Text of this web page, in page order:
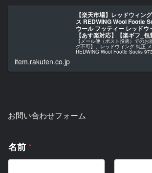
【楽天市場】レッドウィン
ス REDWING Wool Footie
ウール フッティー レッドウ
【あす楽対応】【楽ギフ_
【メール便（ポスト投函）での
グ不可】。レッドウィング 純正
REDWING Wool Footie Socks
item.rakuten.co.jp
お問い合わせフォーム
コ
メ
ン
名前 *